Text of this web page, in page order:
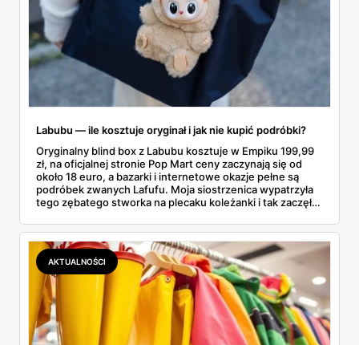
Labubu — ile kosztuje oryginał i jak nie kupić podróbki?
Oryginalny blind box z Labubu kosztuje w Empiku 199,99
zł, na oficjalnej stronie Pop Mart ceny zaczynają się od
około 18 euro, a bazarki i internetowe okazje pełne są
podróbek zwanych Lafufu. Moja siostrzenica wypatrzyła
tego zębatego stworka na plecaku koleżanki i tak zaczęło
kosztuje i po czym poznać, że sprzedawca nie wciska nam
podróbki. Spisałam wszystko, czego się dowiedziałam —
łącznie z jedną wpadką, o której za chwilę.
AKTUALNOŚCI